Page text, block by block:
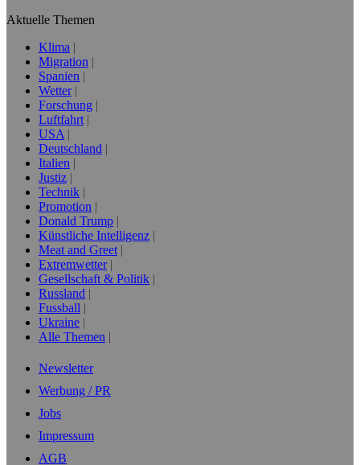
Aktuelle Themen
Klima
Migration
Spanien
Wetter
Forschung
Luftfahrt
USA
Deutschland
Italien
Justiz
Technik
Promotion
Donald Trump
Künstliche Intelligenz
Meat and Greet
Extremwetter
Gesellschaft & Politik
Russland
Fussball
Ukraine
Alle Themen
Newsletter
Werbung / PR
Jobs
Impressum
AGB